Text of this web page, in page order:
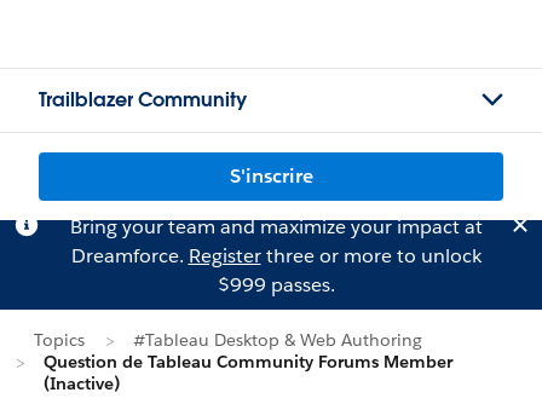
Trailblazer Community
S'inscrire
Bring your team and maximize your impact at
Dreamforce. Registerthree or more to unlock
$999 passes.
Topics
#Tableau Desktop & Web Authoring
Question de Tableau Community Forums Member
(Inactive)